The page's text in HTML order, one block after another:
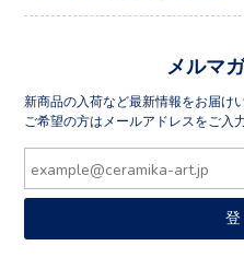
メルマ
新商品の入荷など最新情報をお届け
ご希望の方はメールアドレスをご入